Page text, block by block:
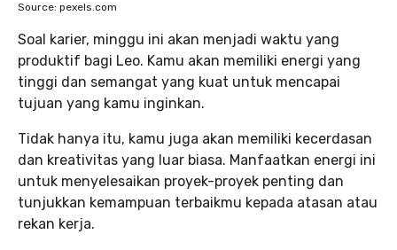
Source: pexels.com
Soal karier, minggu ini akan menjadi waktu yang
produktif bagi Leo. Kamu akan memiliki energi yang
tinggi dan semangat yang kuat untuk mencapai
tujuan yang kamu inginkan.
Tidak hanya itu, kamu juga akan memiliki kecerdasan
dan kreativitas yang luar biasa. Manfaatkan energi ini
untuk menyelesaikan proyek-proyek penting dan
tunjukkan kemampuan terbaikmu kepada atasan atau
rekan kerja.